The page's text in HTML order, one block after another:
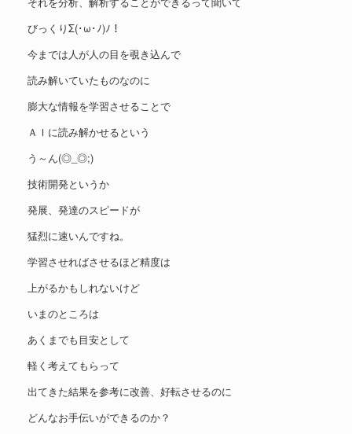
びっくりΣ(･ω･ﾉ)ﾉ！
今までは人が人の目を覗き込んで
読み解いていたものなのに
膨大な情報を学習させることで
ＡＩに読み解かせるという
う～ん(◎_◎;)
技術開発というか
発展、発達のスピードが
猛烈に速いんですね。
学習させればさせるほど精度は
上がるかもしれないけど
いまのところは
あくまでも目安として
軽く考えてもらって
出てきた結果を参考に改善、好転させるのに
どんなお手伝いができるのか？